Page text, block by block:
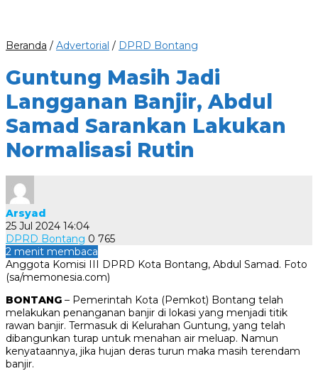
Beranda / Advertorial / DPRD Bontang
Guntung Masih Jadi
Langganan Banjir, Abdul
Samad Sarankan Lakukan
Normalisasi Rutin
Arsyad
25 Jul 2024 14:04
DPRD Bontang 0 765
2 menit membaca
Anggota Komisi III DPRD Kota Bontang, Abdul Samad. Foto
(sa/memonesia.com)
BONTANG – Pemerintah Kota (Pemkot) Bontang telah
melakukan penanganan banjir di lokasi yang menjadi titik
rawan banjir. Termasuk di Kelurahan Guntung, yang telah
dibangunkan turap untuk menahan air meluap. Namun
kenyataannya, jika hujan deras turun maka masih terendam
banjir.